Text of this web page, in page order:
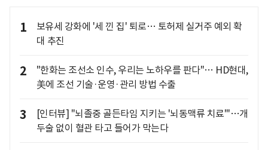
1
보유세 강화에 '세 낀 집' 퇴로… 토허제 실거주 예외 확
대 추진
2
"한화는 조선소 인수, 우리는 노하우를 판다"… HD현대,
美에 조선 기술·운영·관리 방법 수출
3
[인터뷰] "뇌졸중 골든타임 지키는 '뇌동맥류 치료'"…개
두술 없이 혈관 타고 들어가 막는다